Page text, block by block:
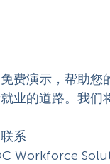
费演示，帮助您
业的道路。我们
系
Workforce